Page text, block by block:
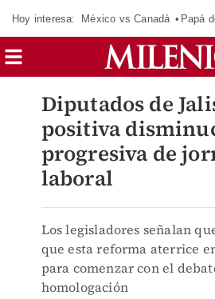
Hoy interesa: México vs Canadá Papá
Diputados de
positiva
progresiva de
laboral
Los legisladores señalan
que esta reforma aterrice
para comenzar con el
homologación